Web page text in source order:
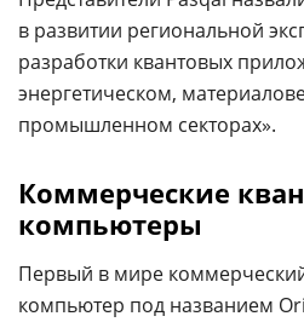
в развитии региональной
разработки квантовых
энергетическом,
промышленном секторах».
Коммерческие
компьютеры
Первый в мире
компьютер под названием